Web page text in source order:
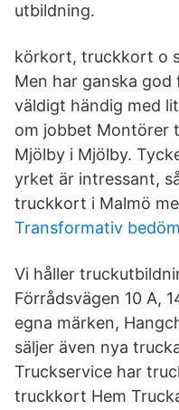
utbildning.
körkort, truckkort o
Men har ganska
väldigt händig med
om jobbet Montörer
Mjölby i Mjölby.
yrket är intressant,
truckkort i Malmö
Transformativ
Vi håller
Förrådsvägen 10 A,
egna märken,
säljer även nya
Truckservice har
truckkort Hem